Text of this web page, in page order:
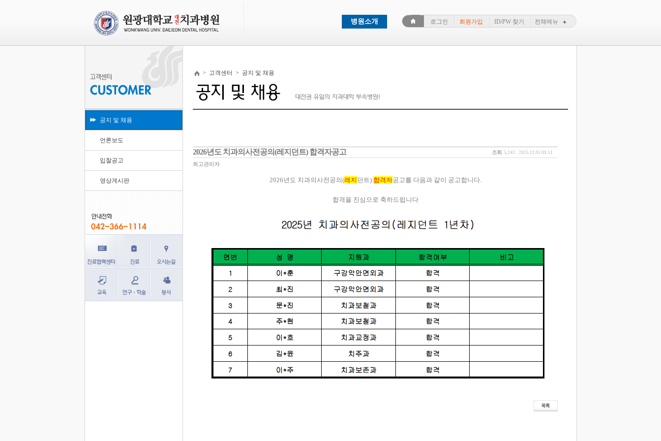
병원소개 로그인 회원가입 ID/PW 찾기 전체메뉴
공지 및 채용
언론보도
입찰공고
영상게시판
> 고객센터 > 공지 및 채용
2026년도 치과의사전공의(레지던트) 합격자공고 조회 5,243 2025.12.05 09:51
최고관리자
2026년도 치과의사전공의(레지 던트) 합격자공고를 다음과 같이 공고합니다.
합격을 진심으로 축하드립니다